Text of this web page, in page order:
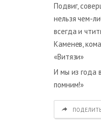
Подвиг,
нельзя чем-
всегда и
Каменев,
«Витязи»
И мы из года
помним!»